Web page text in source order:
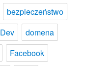
bezpieczeństwo
Dev
domena
Facebook